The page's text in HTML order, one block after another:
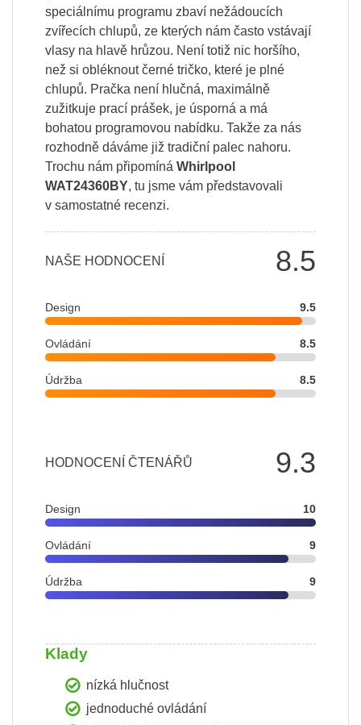
speciálnímu programu zbaví nežádoucích
zvířecích chlupů, ze kterých nám často vstávají
vlasy na hlavě hrůzou. Není totiž nic horšího,
než si obléknout černé tričko, které je plné
chlupů. Pračka není hlučná, maximálně
zužitkuje prací prášek, je úsporná a má
bohatou programovou nabídku. Takže za nás
rozhodně dáváme již tradiční palec nahoru.
Trochu nám připomíná Whirlpool
WAT24360BY, tu jsme vám představovali
v samostatné recenzi.
8.5
NAŠE HODNOCENÍ
Design 9.5
Ovládání 8.5
Údržba 8.5
9.3
HODNOCENÍ ČTENÁŘŮ
Design 10
Ovládání 9
Údržba 9
Klady
nízká hlučnost
jednoduché ovládání